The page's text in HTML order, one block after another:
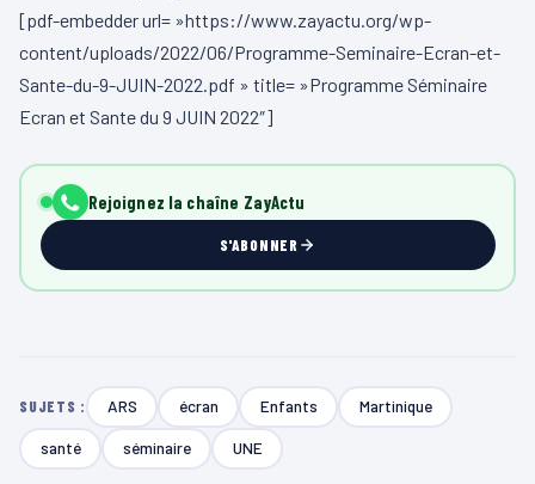
[pdf-embedder url= »https://www.zayactu.org/wp-
content/uploads/2022/06/Programme-Seminaire-Ecran-et-
Sante-du-9-JUIN-2022.pdf » title= »Programme Séminaire
Ecran et Sante du 9 JUIN 2022″]
Rejoignez la chaîne ZayActu
S'ABONNER
SUJETS : ARS écran Enfants Martinique
santé séminaire UNE